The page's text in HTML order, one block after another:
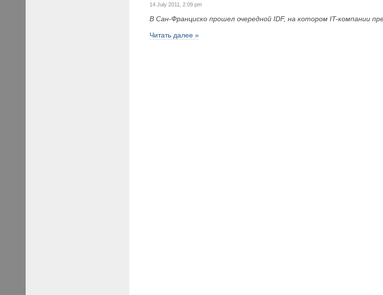
14 July 2011, 2:09 pm
В Сан-Франциско прошел очередной IDF, на котором IT-компании
Читать далее »